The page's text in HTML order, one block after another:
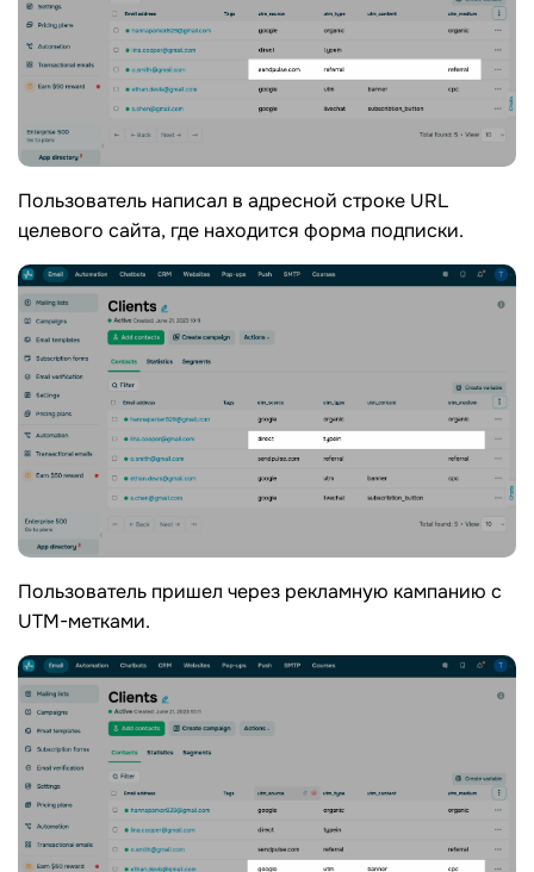
Пользователь написал в адресной строке URL
целевого сайта, где находится форма подписки.
Пользователь пришел через рекламную кампанию с
UTM-метками.